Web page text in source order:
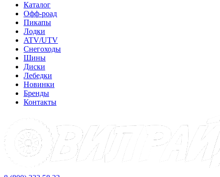
Каталог
Офф-роад
Пикапы
Лодки
ATV/UTV
Снегоходы
Шины
Диски
Лебедки
Новинки
Бренды
Контакты